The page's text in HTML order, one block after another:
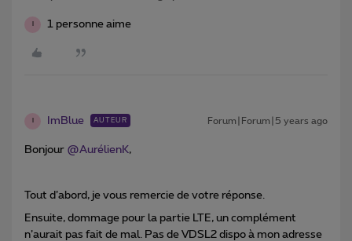
1 personne aime
ImBlue AUTEUR Forum|Forum|5 years ago
Bonjour @AurélienK,
Tout d’abord, je vous remercie de votre réponse.
Ensuite, dommage pour la partie LTE, un complément
n’aurait pas fait de mal. Pas de VDSL2 dispo à mon adresse